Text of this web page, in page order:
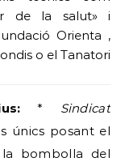
de la salut» i
Orienta ,
o el Tanatori
* Sindicat
únics posant el
bombolla del